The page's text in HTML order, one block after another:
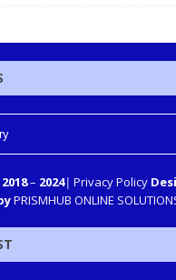
– 2024| Privacy Policy
PRISMHUB ONLINE